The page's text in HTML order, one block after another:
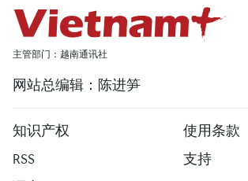
主管部门：越南通讯社
网站总编辑：陈进笋
知识产权
使用条款
RSS
支持